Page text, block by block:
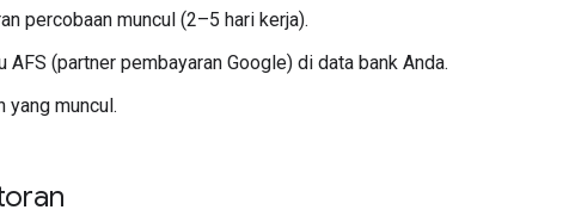
percobaan muncul (2–5 hari kerja).
AFS (partner pembayaran Google) di data bank Anda.
yang muncul.